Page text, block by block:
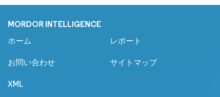
MORDOR INTELLIGENCE
ホーム レポート
お問い合わせ サイトマップ
XML